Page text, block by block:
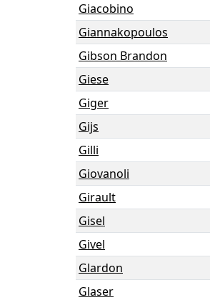
Giacobino
Giannakopoulos
Gibson Brandon
Giese
Giger
Gijs
Gilli
Giovanoli
Girault
Gisel
Givel
Glardon
Glaser